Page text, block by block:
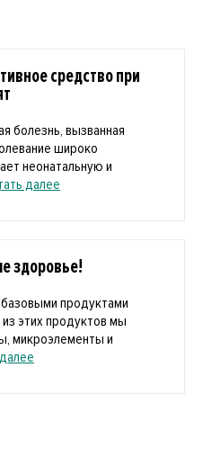
средство при
болезнь, вызванная
широко
неонатальную и
далее
здоровье!
продуктами
этих продуктов мы
микроэлементы и